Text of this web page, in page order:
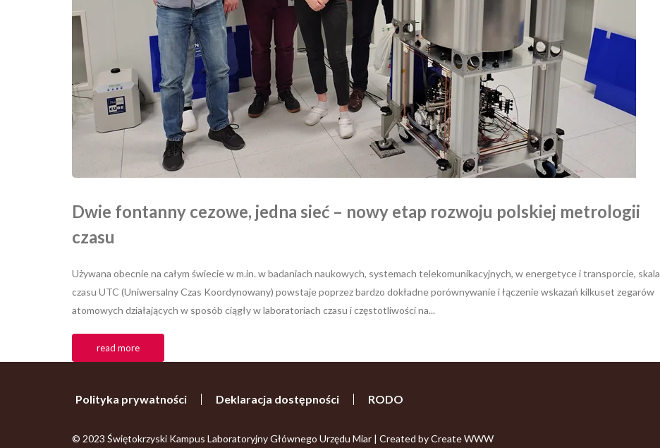
Dwie fontanny cezowe, jedna sieć – nowy etap rozwoju polskiej metrologii
czasu
Używana obecnie na całym świecie w m.in. w badaniach naukowych, systemach telekomunikacyjnych, w energetyce i transporcie, skala
czasu UTC (Uniwersalny Czas Koordynowany) powstaje poprzez bardzo dokładne porównywanie i łączenie wskazań kilkuset zegarów
atomowych działających w sposób ciągły w laboratoriach czasu i częstotliwości na...
read more
Polityka prywatności Deklaracja dostępności RODO
© 2023 Świętokrzyski Kampus Laboratoryjny Głównego Urzędu Miar | Created by Create WWW